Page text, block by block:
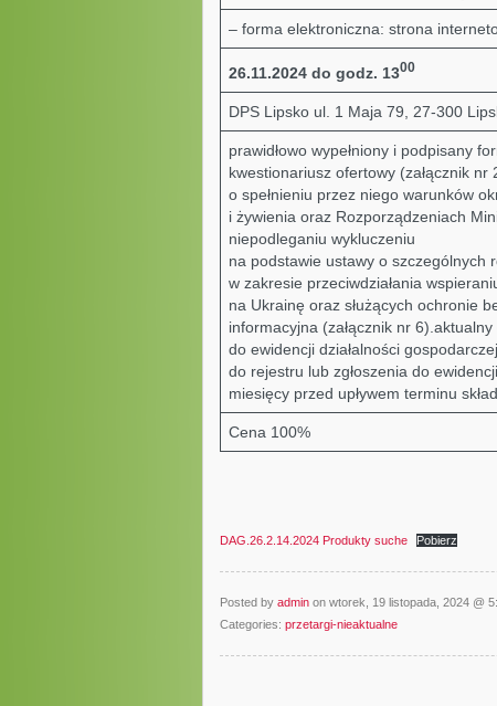
– forma elektroniczna: strona
26.11.2024 do godz. 1300
DPS Lipsko ul. 1 Maja 79, 27-300
prawidłowo wypełniony i podpisany
kwestionariusz ofertowy (załącznik
o spełnieniu przez niego warunków
i żywienia oraz Rozporządzeniach
niepodleganiu wykluczeniu
na podstawie ustawy o szczególnych
w zakresie przeciwdziałania
na Ukrainę oraz służących ochronie
informacyjna (załącznik nr
do ewidencji działalności
do rejestru lub zgłoszenia do
miesięcy przed upływem terminu
Cena 100%
DAG.26.2.14.2024 Produkty suche Pobierz
Posted by adminon wtorek, 19 listopada, 2024 @
Categories: przetargi-nieaktualne